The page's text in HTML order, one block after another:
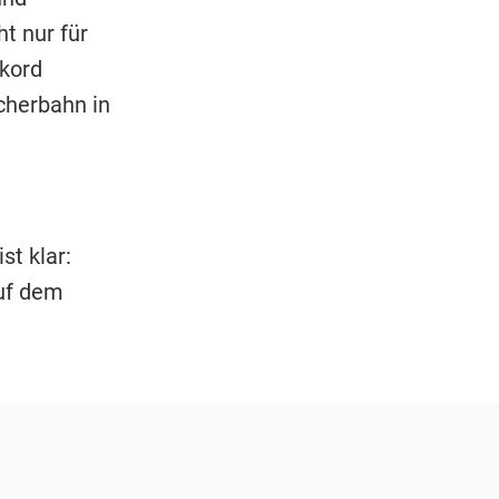
nur für
in
klar:
dem